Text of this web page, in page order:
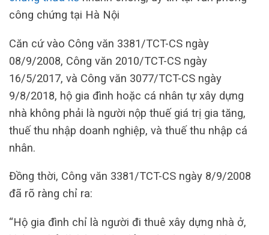
công chứng tại Hà Nội
Căn cứ vào Công văn 3381/TCT-CS ngày
08/9/2008, Công văn 2010/TCT-CS ngày
16/5/2017, và Công văn 3077/TCT-CS ngày
9/8/2018, hộ gia đình hoặc cá nhân tự xây dựng
nhà không phải là người nộp thuế giá trị gia tăng,
thuế thu nhập doanh nghiệp, và thuế thu nhập cá
nhân.
Đồng thời, Công văn 3381/TCT-CS ngày 8/9/2008
đã rõ ràng chỉ ra:
“Hộ gia đình chỉ là người đi thuê xây dựng nhà ở,